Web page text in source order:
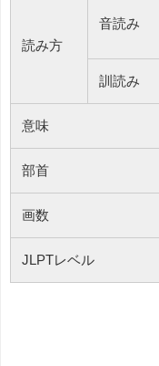
読み方
音読み
訓読み
意味
部首
画数
JLPTレベル